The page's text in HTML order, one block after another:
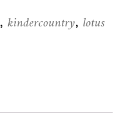
, kindercountry, lotus